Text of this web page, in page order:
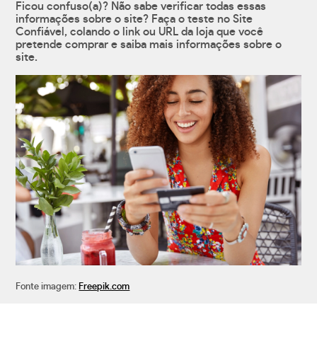
Ficou confuso(a)? Não sabe verificar todas essas
informações sobre o site? Faça o teste no Site
Confiável, colando o link ou URL da loja que você
pretende comprar e saiba mais informações sobre o
site.
Fonte imagem: Freepik.com